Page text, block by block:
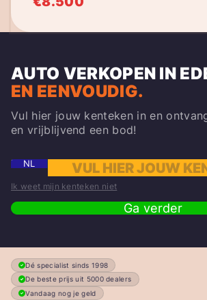
AUTO VERKOPEN IN
EN EENVOUDIG.
Vul hier jouw kenteken in en
en vrijblijvend een bod!
NL
Ik weet mijn kenteken niet
Ga verder
Dé specialist sinds 1998
De beste prijs uit 5000 dealers
Vandaag nog je geld